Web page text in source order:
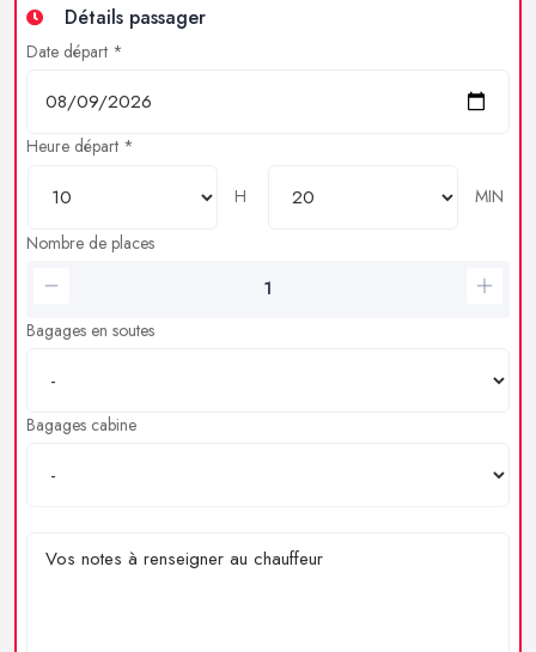
Détails passager
Date départ *
Heure départ *
H
MIN
Nombre de places
Bagages en soutes
Bagages cabine